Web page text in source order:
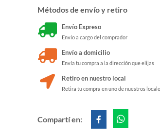
Métodos de envío y retiro
Envío Expreso
Envío a cargo del comprador
Envío a domicilio
Envía tu compra a la dirección que elijas
Retiro en nuestro local
Retira tu compra en uno de nuestros
Compartí en: